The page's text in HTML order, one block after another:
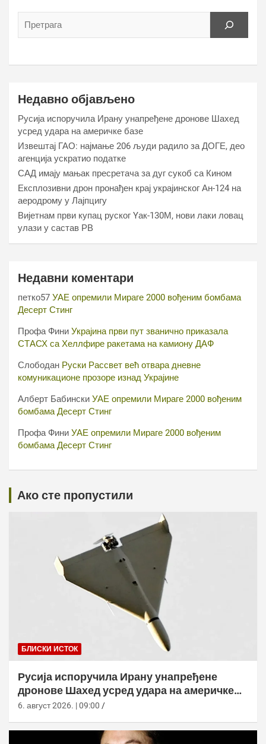
Недавно објављено
Русија испоручила Ирану унапређене дронове Шахед
усред удара на америчке базе
Извештај ГАО: најмање 206 људи радило за ДОГЕ, део
агенција ускратио податке
САД имају мањак пресретача за дуг сукоб са Кином
Експлозивни дрон пронађен крај украјинског Ан-124 на
аеродрому у Лајпцигу
Вијетнам први купац руског Yак-130М, нови лаки ловац
улази у састав РВ
Недавни коментари
петко57 УАЕ опремили Мираге 2000 вођеним бомбама
Десерт Стинг
Профа Фини Украјина први пут званично приказала
СТАСХ са Хеллфире ракетама на камиону ДАФ
Слободан Руски Рассвет већ отвара дневне
комуникационе прозоре изнад Украјине
Алберт Бабински УАЕ опремили Мираге 2000 вођеним
бомбама Десерт Стинг
Профа Фини УАЕ опремили Мираге 2000 вођеним
бомбама Десерт Стинг
Ако сте пропустили
БЛИСКИ ИСТОК
Русија испоручила Ирану унапређене
дронове Шахед усред удара на америчке
базе
6. август 2026. | 09:00